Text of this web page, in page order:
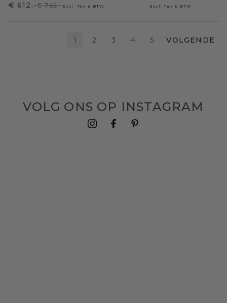
€ 612,-€ 765,-Excl. Tax & BTW Excl. Tax & BTW
1 2 3 4 5 VOLGENDE
VOLG ONS OP INSTAGRAM